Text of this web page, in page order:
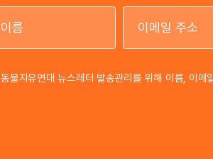
동물자유연대 뉴스레터 발송관리를 위해 이름, 이